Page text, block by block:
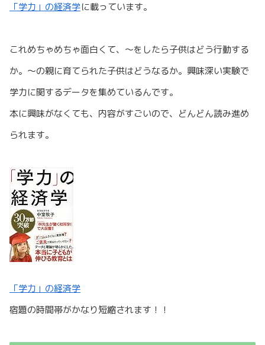
「学力」の経済学に載っています。
これめちゃめちゃ面白くて、〜をしたら子供はどう行動する
か。〜の親に育てられた子供はどうなるか。興味深い実験で
学力に関するデータを集めているんです。
本に興味がなくても、内容がすごいので、どんどん読み進め
られます。
「学力」の経済学
宿題の時間帯がかなり短縮されます！！